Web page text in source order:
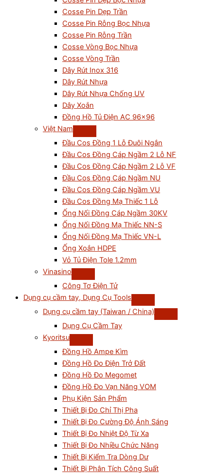
Cosse Pin Dẹp Trần
Cosse Pin Rỗng Bọc Nhựa
Cosse Pin Rỗng Trần
Cosse Vòng Bọc Nhựa
Cosse Vòng Trần
Dây Rút Inox 316
Dây Rút Nhựa
Dây Rút Nhựa Chống UV
Dây Xoắn
Đồng Hồ Tủ Điện AC 96×96
Việt Nam
Đầu Cos Đồng 1 Lỗ Đuôi Ngắn
Đầu Cos Đồng Cáp Ngầm 2 Lỗ NF
Đầu Cos Đồng Cáp Ngầm 2 Lỗ VF
Đầu Cos Đồng Cáp Ngầm NU
Đầu Cos Đồng Cáp Ngầm VU
Đầu Cos Đồng Mạ Thiếc 1 Lỗ
Ống Nối Đồng Cáp Ngầm 30KV
Ống Nối Đồng Mạ Thiếc NN-S
Ống Nối Đồng Mạ Thiếc VN-L
Ống Xoắn HDPE
Vỏ Tủ Điện Tole 1.2mm
Vinasino
Công Tơ Điện Tử
Dụng cụ cầm tay, Dụng Cụ Tools
Dụng cụ cầm tay (Taiwan / China)
Dụng Cụ Cầm Tay
Kyoritsu
Đồng Hồ Ampe Kìm
Đồng Hồ Đo Điện Trở Đất
Đồng Hồ Đo Megomet
Đồng Hồ Đo Vạn Năng VOM
Phụ Kiện Sản Phẩm
Thiết Bị Đo Chỉ Thị Pha
Thiết Bị Đo Cường Độ Ánh Sáng
Thiết Bị Đo Nhiệt Độ Từ Xa
Thiết Bị Đo Nhiều Chức Năng
Thiết Bị Kiểm Tra Dòng Dư
Thiết Bị Phân Tích Công Suất